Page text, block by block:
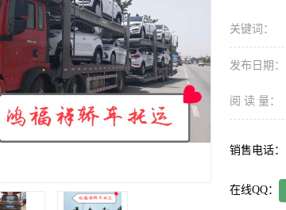
关键词：
发布日期：
阅 读 量：
销售电话：
在线QQ：